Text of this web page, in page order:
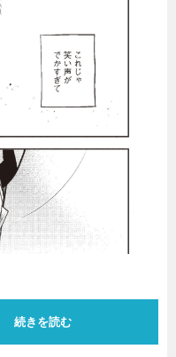
続きを読む